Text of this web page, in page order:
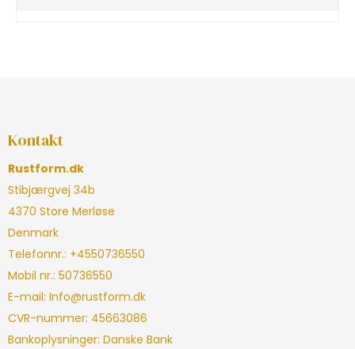
Kontakt
Rustform.dk
Stibjærgvej 34b
4370 Store Merløse
Denmark
Telefonnr.: +4550736550
Mobil nr.: 50736550
E-mail: Info@rustform.dk
CVR-nummer: 45663086
Bankoplysninger: Danske Bank